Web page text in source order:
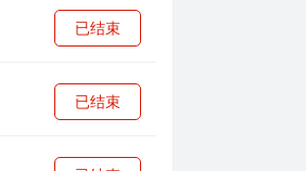
已结束
已结束